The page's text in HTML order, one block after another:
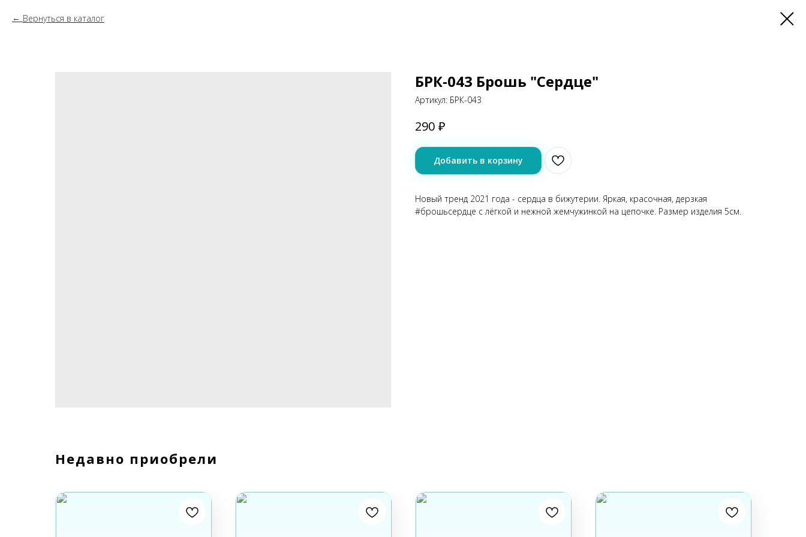
Вернуться в каталог
БРК-043 Брошь "Сердце"
Артикул: БРК-043
290 ₽
Добавить в корзину
Новый тренд 2021 года - сердца в бижутерии. Яркая, красочная, дерзкая
#брошьсердце с лёгкой и нежной жемчужинкой на цепочке. Размер изделия 5см.
Недавно приобрели